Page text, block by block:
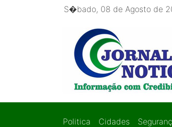
S�bado, 08 de Agosto de
Politica Cidades